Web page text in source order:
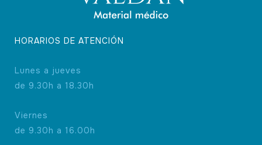
HORARIOS DE ATENCIÓN
Lunes a jueves
de 9.30h a 18.30h
Viernes
de 9.30h a 16.00h